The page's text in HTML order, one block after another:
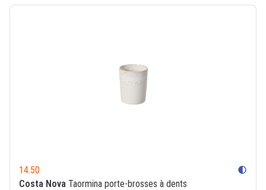
14.50 contrast
Costa Nova Taormina porte-brosses à dents